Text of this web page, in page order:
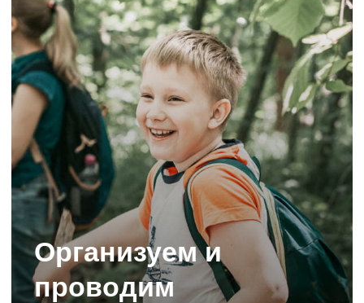
Организуем и
проводим
групповые
индивидуальные
походы